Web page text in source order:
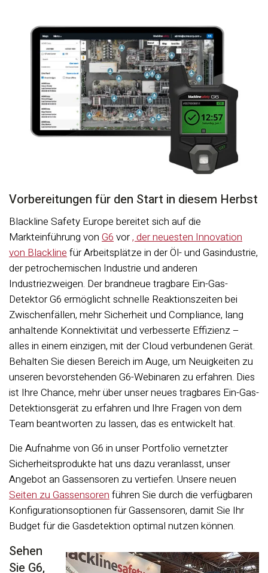
Vorbereitungen für den Start in diesem Herbst
Blackline Safety Europe bereitet sich auf die
Markteinführung von G6vor, der neuesten Innovation
von Blacklinefür Arbeitsplätze in der Öl- und Gasindustrie,
der petrochemischen Industrie und anderen
Industriezweigen. Der brandneue tragbare Ein-Gas-
Detektor G6 ermöglicht schnelle Reaktionszeiten bei
Zwischenfällen, mehr Sicherheit und Compliance, lang
anhaltende Konnektivität und verbesserte Effizienz –
alles in einem einzigen, mit der Cloud verbundenen Gerät.
Behalten Sie diesen Bereich im Auge, um Neuigkeiten zu
unseren bevorstehenden G6-Webinaren zu erfahren. Dies
ist Ihre Chance, mehr über unser neues tragbares Ein-Gas-
Detektionsgerät zu erfahren und Ihre Fragen von dem
Team beantworten zu lassen, das es entwickelt hat.
Die Aufnahme von G6 in unser Portfolio vernetzter
Sicherheitsprodukte hat uns dazu veranlasst, unser
Angebot an Gassensoren zu vertiefen. Unsere neuen
Seiten zu Gassensorenführen Sie durch die verfügbaren
Konfigurationsoptionen für Gassensoren, damit Sie Ihr
Budget für die Gasdetektion optimal nutzen können.
Sehen
Sie G6,